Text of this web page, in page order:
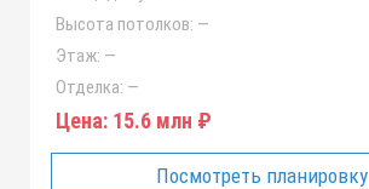
Высота потолков: —
Этаж: —
Отделка: —
Цена: 15.6 млн ₽
Посмотреть планировку